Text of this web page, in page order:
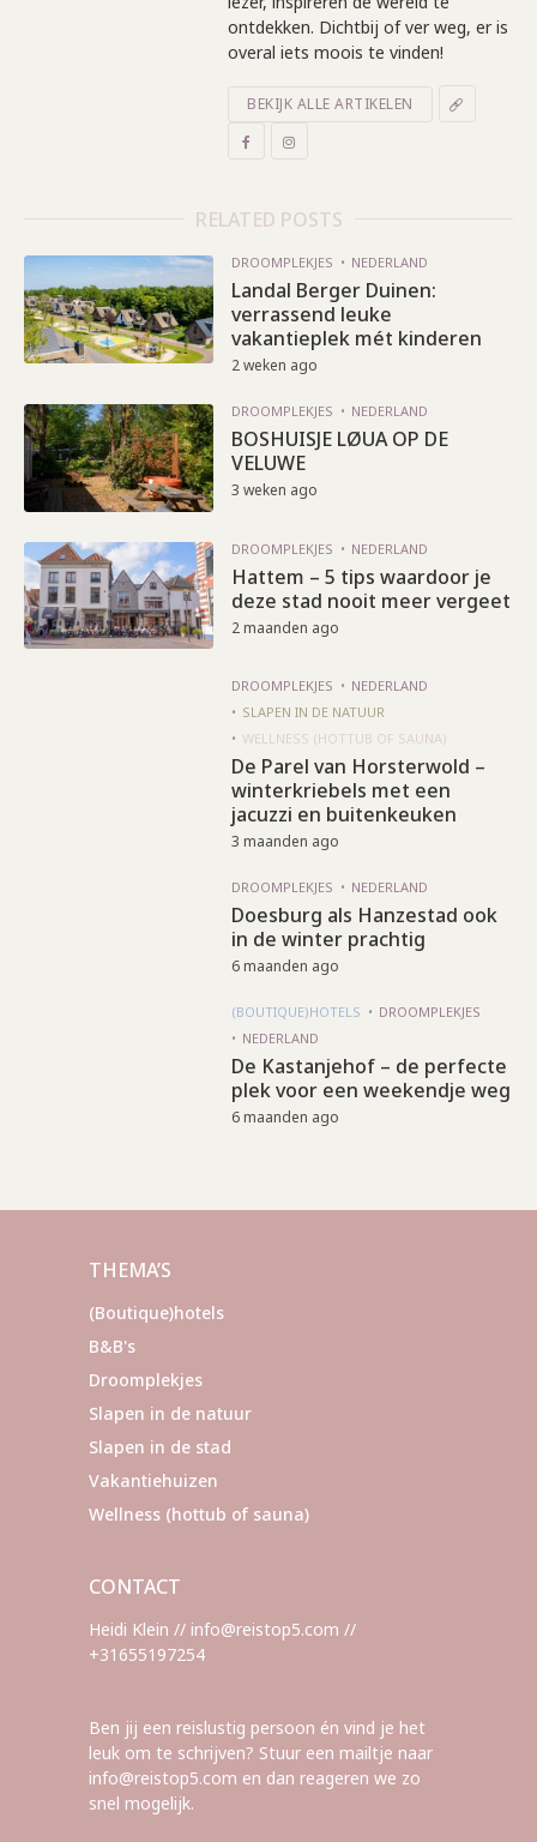
ontdekken. Dichtbij of ver weg, er is
overal iets moois te vinden!
BEKIJK ALLE ARTIKELEN
RELATED POSTS
DROOMPLEKJES NEDERLAND
Landal Berger Duinen:
verrassend leuke
vakantieplek mét kinderen
2 weken ago
DROOMPLEKJES NEDERLAND
BOSHUISJE LØUA OP DE
VELUWE
3 weken ago
DROOMPLEKJES NEDERLAND
Hattem – 5 tips waardoor je
deze stad nooit meer vergeet
2 maanden ago
DROOMPLEKJES
NEDERLAND
SLAPEN IN DE NATUUR
WELLNESS (HOTTUB OF SAUNA)
De Parel van Horsterwold –
winterkriebels met een
jacuzzi en buitenkeuken
3 maanden ago
DROOMPLEKJES NEDERLAND
Doesburg als Hanzestad ook
in de winter prachtig
6 maanden ago
(BOUTIQUE)HOTELS
DROOMPLEKJES
NEDERLAND
De Kastanjehof – de perfecte
plek voor een weekendje weg
6 maanden ago
THEMA’S
(Boutique)hotels
B&B's
Droomplekjes
Slapen in de natuur
Slapen in de stad
Vakantiehuizen
Wellness (hottub of sauna)
CONTACT
Heidi Klein // info@reistop5.com //
+31655197254
Ben jij een reislustig persoon én vind je het
leuk om te schrijven? Stuur een mailtje naar
info@reistop5.com en dan reageren we zo
snel mogelijk.